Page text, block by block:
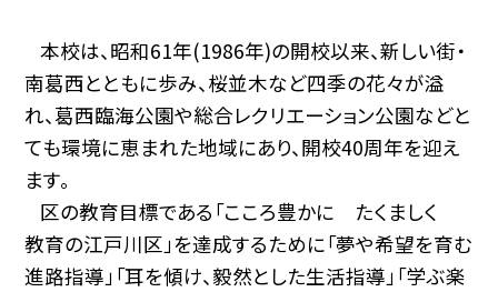
本校は、昭和61年(1986年)の開校以来、新しい街・
南葛西とともに歩み、 桜並木など四季の花々が溢
れ、葛西臨海公園や総合レクリエーション公園などと
ても環境に恵まれた地域にあり、 開校40周年を迎え
ます。
区の教育目標である「こころ豊かに たくましく
教育の江戸川区」を達成するために「夢や希望を育む
進路指導」「耳を傾け、毅然とした生活指導」「学ぶ楽